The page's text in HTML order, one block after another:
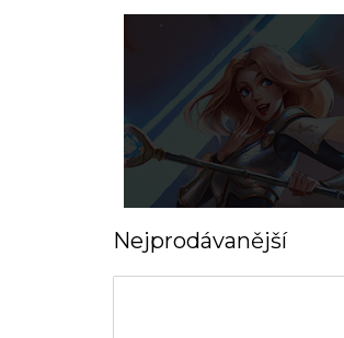
Nejprodávanější